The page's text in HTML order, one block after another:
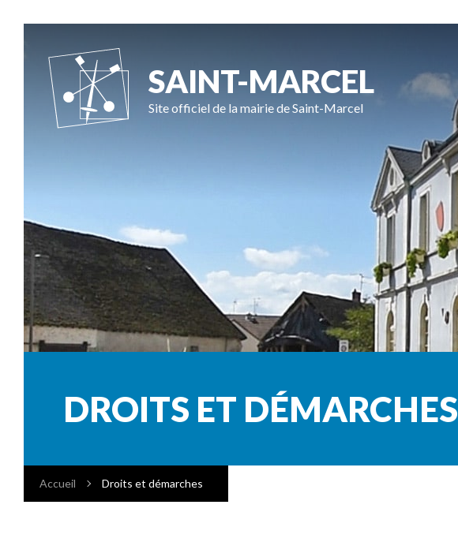
SAINT-MARCEL
Site officiel de la mairie de Saint-Marcel
DROITS ET DÉMARCHES
Accueil Droits et démarches